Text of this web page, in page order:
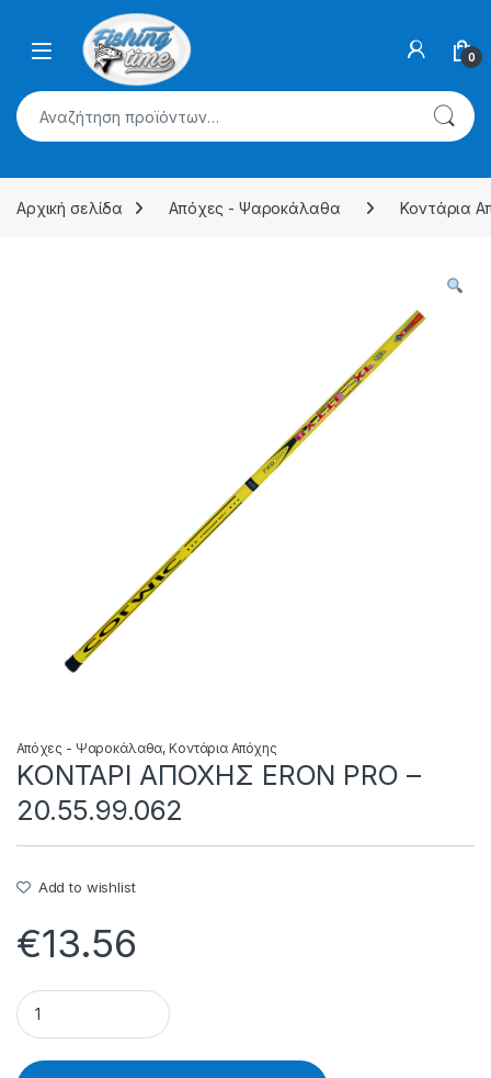
Skip to navigation
0
Αναζήτηση για:
Αρχική σελίδα Απόχες - Ψαροκάλαθα Κοντάρια
Απόχες - Ψαροκάλαθα,Κοντάρια Απόχης
ΚΟΝΤΑΡΙ ΑΠΟΧΗΣ ERON PRO –
20.55.99.062
Add to wishlist
€13.56
ΚΟΝΤΑΡΙ ΑΠΟΧΗΣ ERON PRO - 20.55.99.062 quantity